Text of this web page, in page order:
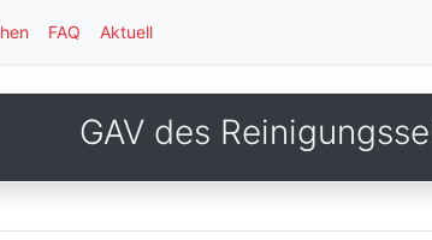
FAQ Aktuell
GAV des